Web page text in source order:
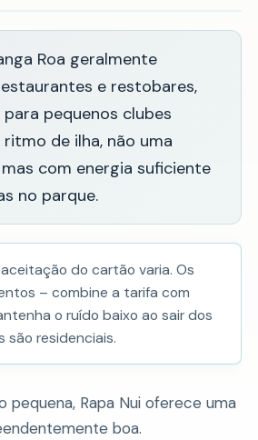
Roa geralmente
e restobares,
pequenos clubes
de ilha, não uma
com energia suficiente
no parque.
do cartão varia. Os
– combine a tarifa com
o ruído baixo ao sair dos
são residenciais.
pequena, Rapa Nui oferece uma
boa.